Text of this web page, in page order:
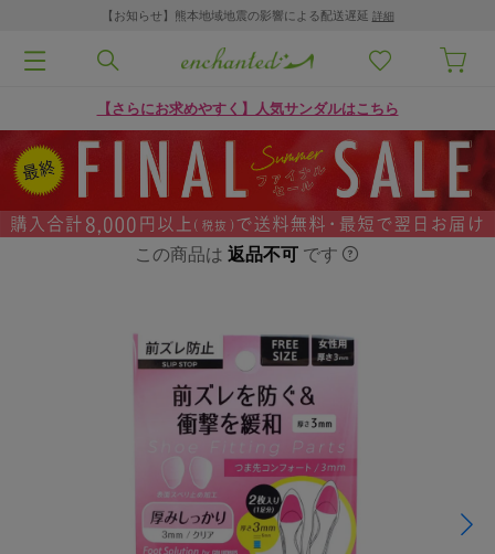
【お知らせ】熊本地域地震の影響による配送遅延 詳細
【さらにお求めやすく】人気サンダルはこちら
この商品は 返品不可 です